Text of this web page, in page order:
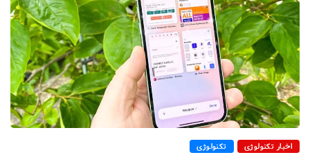
اخبار تکنولوژی تکنولوژی